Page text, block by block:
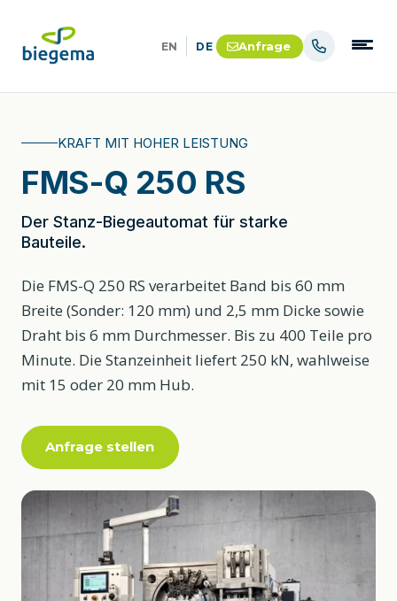
EN DE Anfrage
KRAFT MIT HOHER LEISTUNG
FMS-Q 250 RS
Der Stanz-Biegeautomat für starke
Bauteile.
Die FMS-Q 250 RS verarbeitet Band bis 60 mm
Breite (Sonder: 120 mm) und 2,5 mm Dicke sowie
Draht bis 6 mm Durchmesser. Bis zu 400 Teile pro
Minute. Die Stanzeinheit liefert 250 kN, wahlweise
mit 15 oder 20 mm Hub.
Anfrage stellen